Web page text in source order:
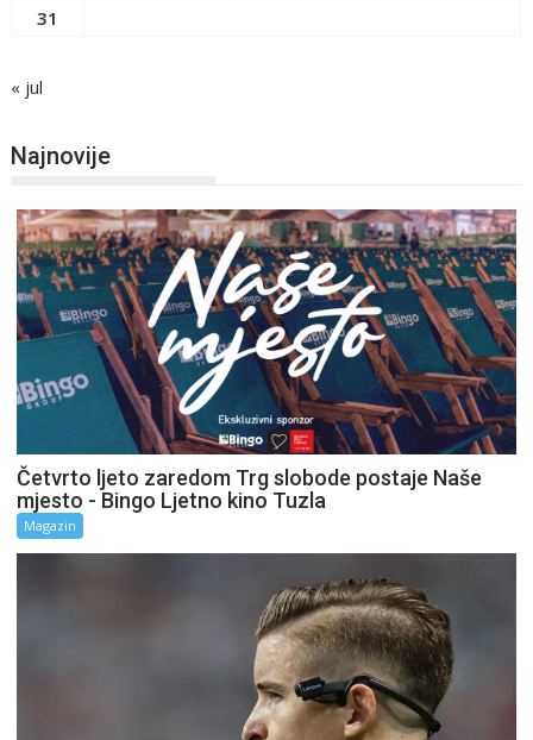
31
« jul
Najnovije
Četvrto ljeto zaredom Trg slobode postaje Naše
mjesto - Bingo Ljetno kino Tuzla
Magazin